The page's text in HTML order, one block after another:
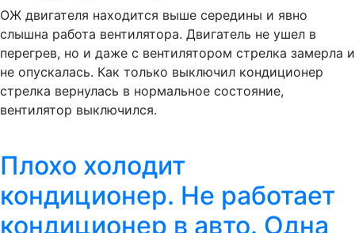
ОЖ двигателя находится выше середины и явно
слышна работа вентилятора. Двигатель не ушел в
перегрев, но и даже с вентилятором стрелка замерла и
не опускалась. Как только выключил кондиционер
стрелка вернулась в нормальное состояние,
вентилятор выключился.
Плохо холодит
кондиционер. Не работает
кондиционер в авто. Одна